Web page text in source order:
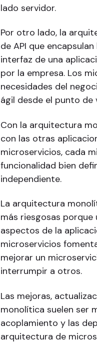
lado servidor.
Por otro lado, la
de API que
interfaz de una
por la empresa. Los
necesidades del
ágil desde el punto de
Con la arquitectura
con las otras
microservicios, cada
funcionalidad bien
independiente.
La arquitectura
más riesgosas
aspectos de la
microservicios
mejorar un
interrumpir a otros.
Las mejoras,
monolítica suelen ser
acoplamiento y las
arquitectura de